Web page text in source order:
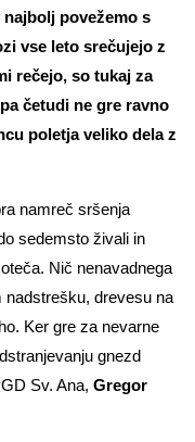
povežemo s
vse leto srečujejo z
rečejo, so tukaj za
četudi ne gre ravno
poletja veliko dela z
namreč sršenja
sedemsto živali in
Nič nenavadnega
drevesu na
Ker gre za nevarne
gnezd
Sv. Ana, Gregor